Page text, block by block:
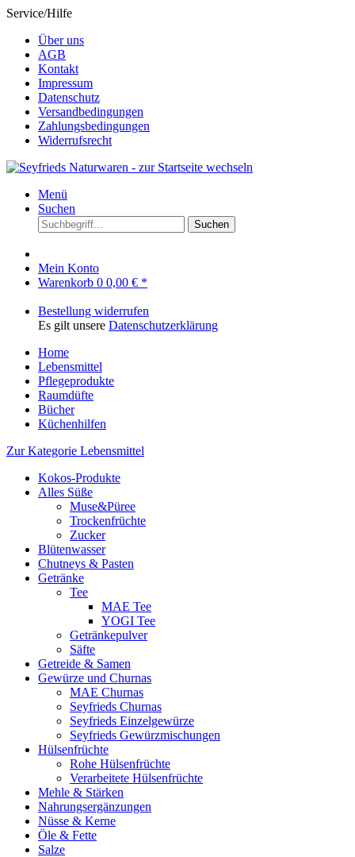
Service/Hilfe
Über uns
AGB
Kontakt
Impressum
Datenschutz
Versandbedingungen
Zahlungsbedingungen
Widerrufsrecht
Menü
Suchen
Suchen
Mein Konto
Warenkorb 0 0,00 € *
Bestellung widerrufen
Es gilt unsere Datenschutzerklärung
Home
Lebensmittel
Pflegeprodukte
Raumdüfte
Bücher
Küchenhilfen
Zur Kategorie Lebensmittel
Kokos-Produkte
Alles Süße
Muse&Püree
Trockenfrüchte
Zucker
Blütenwasser
Chutneys & Pasten
Getränke
Tee
MAE Tee
YOGI Tee
Getränkepulver
Säfte
Getreide & Samen
Gewürze und Churnas
MAE Churnas
Seyfrieds Churnas
Seyfrieds Einzelgewürze
Seyfrieds Gewürzmischungen
Hülsenfrüchte
Rohe Hülsenfrüchte
Verarbeitete Hülsenfrüchte
Mehle & Stärken
Nahrungsergänzungen
Nüsse & Kerne
Öle & Fette
Salze